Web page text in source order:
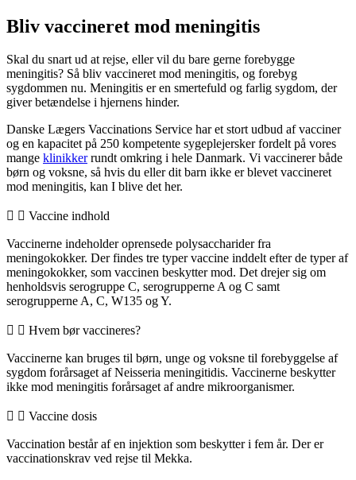
Bliv vaccineret mod meningitis
Skal du snart ud at rejse, eller vil du bare gerne forebygge
meningitis? Så bliv vaccineret mod meningitis, og forebyg
sygdommen nu. Meningitis er en smertefuld og farlig sygdom, der
giver betændelse i hjernens hinder.
Danske Lægers Vaccinations Service har et stort udbud af vacciner
og en kapacitet på 250 kompetente sygeplejersker fordelt på vores
mange klinikkerrundt omkring i hele Danmark. Vi vaccinerer både
børn og voksne, så hvis du eller dit barn ikke er blevet vaccineret
mod meningitis, kan I blive det her.
Vaccine indhold
Vaccinerne indeholder oprensede polysaccharider fra
meningokokker. Der findes tre typer vaccine inddelt efter de typer af
meningokokker, som vaccinen beskytter mod. Det drejer sig om
henholdsvis serogruppe C, serogrupperne A og C samt
serogrupperne A, C, W135 og Y.
Hvem bør vaccineres?
Vaccinerne kan bruges til børn, unge og voksne til forebyggelse af
sygdom forårsaget af Neisseria meningitidis. Vaccinerne beskytter
ikke mod meningitis forårsaget af andre mikroorganismer.
Vaccine dosis
Vaccination består af en injektion som beskytter i fem år. Der er
vaccinationskrav ved rejse til Mekka.